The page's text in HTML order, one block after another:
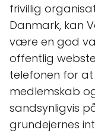
frivillig
Danmark, kan
være en god
offentlig
telefonen for
medlemskab
sandsynligvis
grundejernes